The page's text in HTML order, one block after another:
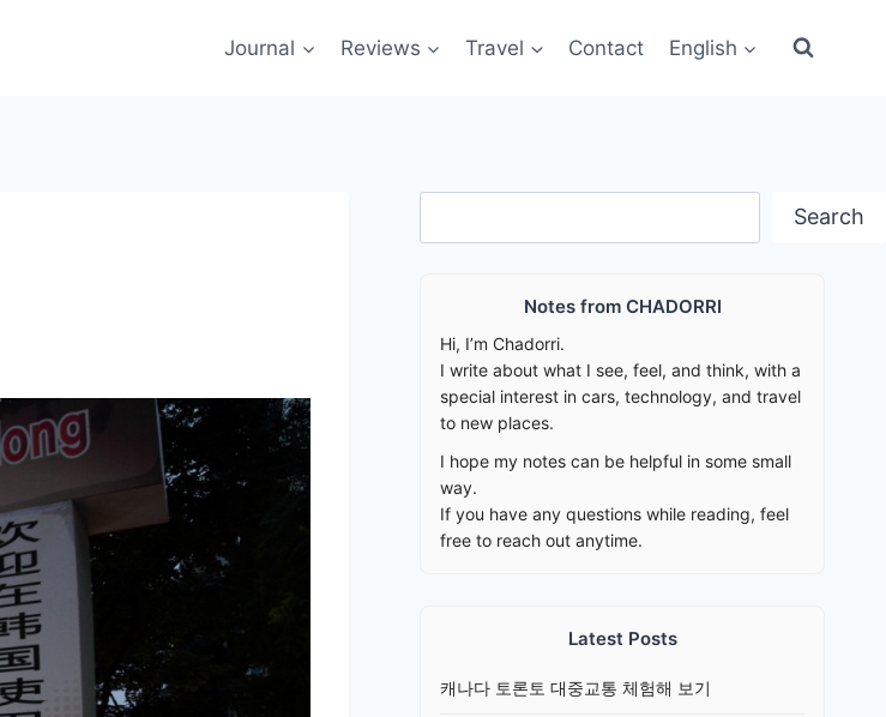
Journal Reviews Travel Contact English
Search
Notes from CHADORRI
Hi, I’m Chadorri.
I write about what I see, feel, and think, with a
special interest in cars, technology, and travel
to new places.
I hope my notes can be helpful in some small
way.
If you have any questions while reading, feel
free to reach out anytime.
Latest Posts
캐나다 토론토 대중교통 체험해 보기